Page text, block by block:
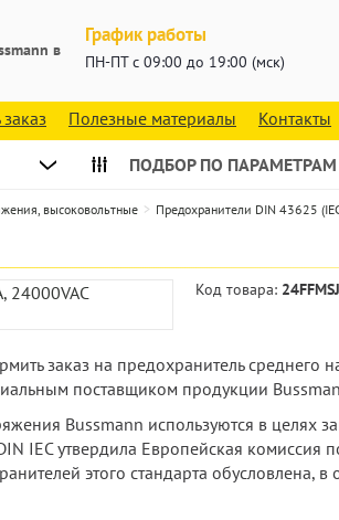
в
График работы
ПН-ПТ с 09:00 до 19:00 (мск)
Полезные материалы Контакты
ПОДБОР ПО ПАРАМЕТРАМ
высоковольтные Предохранители DIN 43625
Код товара:
заказ на предохранитель
поставщиком продукции
Bussmann используются в целях
IEC утвердила Европейская
этого стандарта обусловлена,